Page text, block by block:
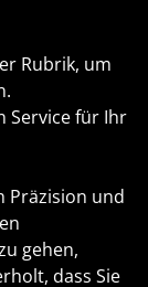
Rubrik, um
Service für Ihr
Präzision und
gehen,
dass Sie